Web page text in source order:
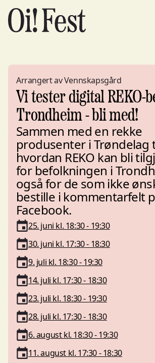
Arrangert av Vennskapsgård
Vi tester digital REKO-
Trondheim - bli med!
Sammen med en rekke
produsenter i Trøndelag
hvordan REKO kan bli
for befolkningen i
også for de som ikke
bestille i kommentarfelt
Facebook.
25. juni kl. 18:30 - 19:30
30. juni kl. 17:30 - 18:30
9. juli kl. 18:30 - 19:30
14. juli kl. 17:30 - 18:30
23. juli kl. 18:30 - 19:30
28. juli kl. 17:30 - 18:30
6. august kl. 18:30 - 19:30
11. august kl. 17:30 - 18:30